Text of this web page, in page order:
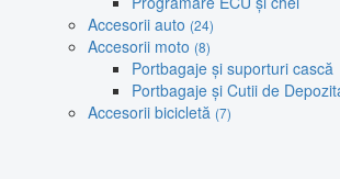
Accesorii auto (24)
Accesorii moto (8)
Portbagaje și suporturi cască
Portbagaje și Cutii de
Accesorii bicicletă (7)